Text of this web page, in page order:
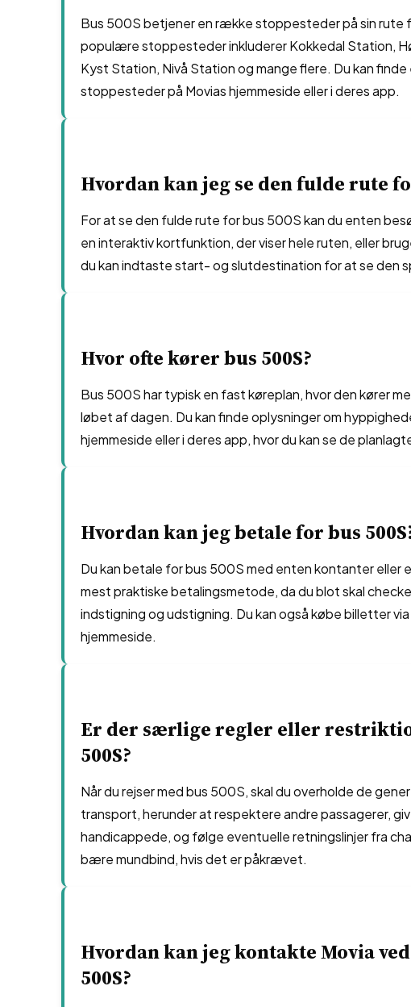
Bus 500S betjener en række stoppesteder på sin rute
populære stoppesteder inkluderer Kokkedal Station,
Kyst Station, Nivå Station og mange flere. Du kan
stoppesteder på Movias hjemmeside eller i deres app.
Hvordan kan jeg se den fulde rute
For at se den fulde rute for bus 500S kan du enten
en interaktiv kortfunktion, der viser hele ruten, eller
du kan indtaste start- og slutdestination for at se den
Hvor ofte kører bus 500S?
Bus 500S har typisk en fast køreplan, hvor den kører
løbet af dagen. Du kan finde oplysninger om
hjemmeside eller i deres app, hvor du kan se de
Hvordan kan jeg betale for bus
Du kan betale for bus 500S med enten kontanter eller
mest praktiske betalingsmetode, da du blot skal
indstigning og udstigning. Du kan også købe billetter
hjemmeside.
Er der særlige regler eller
500S?
Når du rejser med bus 500S, skal du overholde de
transport, herunder at respektere andre passagerer,
handicappede, og følge eventuelle retningslinjer fra
bære mundbind, hvis det er påkrævet.
Hvordan kan jeg kontakte Movia
500S?